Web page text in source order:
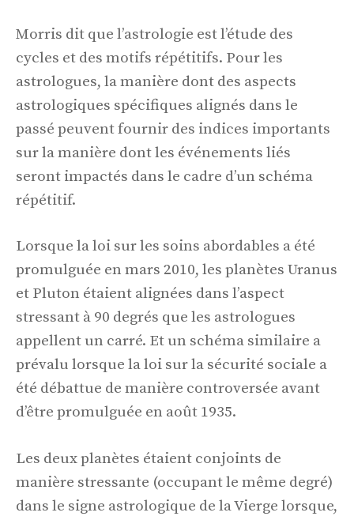
Morris dit que l’astrologie est l’étude des
cycles et des motifs répétitifs. Pour les
astrologues, la manière dont des aspects
astrologiques spécifiques alignés dans le
passé peuvent fournir des indices importants
sur la manière dont les événements liés
seront impactés dans le cadre d’un schéma
répétitif.
Lorsque la loi sur les soins abordables a été
promulguée en mars 2010, les planètes Uranus
et Pluton étaient alignées dans l’aspect
stressant à 90 degrés que les astrologues
appellent un carré. Et un schéma similaire a
prévalu lorsque la loi sur la sécurité sociale a
été débattue de manière controversée avant
d’être promulguée en août 1935.
Les deux planètes étaient conjoints de
manière stressante (occupant le même degré)
dans le signe astrologique de la Vierge lorsque,